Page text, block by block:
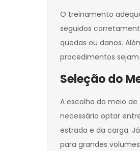
O treinamento
seguidos
quedas ou danos.
procedimentos
Seleção do
A escolha do meio
necessário optar
estrada e da carga.
para grandes